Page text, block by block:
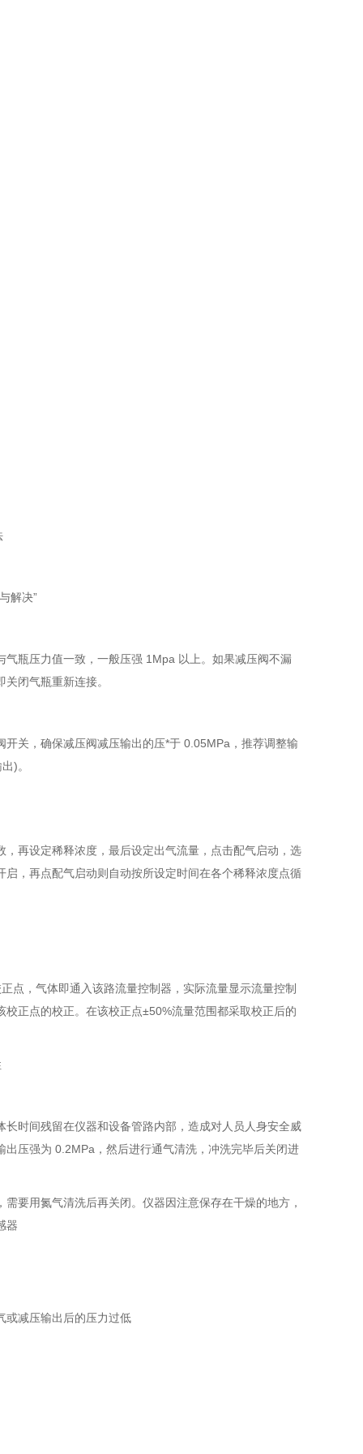
解决”
瓶压力值一致，一般压强 1Mpa 以上。如果减压阀不漏
闭气瓶重新连接。
关，确保减压阀减压输出的压*于 0.05MPa，推荐调整输
)。
再设定稀释浓度，最后设定出气流量，点击配气启动，选
，再点配气启动则自动按所设定时间在各个稀释浓度点循
点，气体即通入该路流量控制器，实际流量显示流量控制
正点的校正。在该校正点±50%流量范围都采取校正后的
时间残留在仪器和设备管路内部，造成对人员人身安全威
压强为 0.2MPa，然后进行通气清洗，冲洗完毕后关闭进
要用氮气清洗后再关闭。仪器因注意保存在干燥的地方，
器
或减压输出后的压力过低